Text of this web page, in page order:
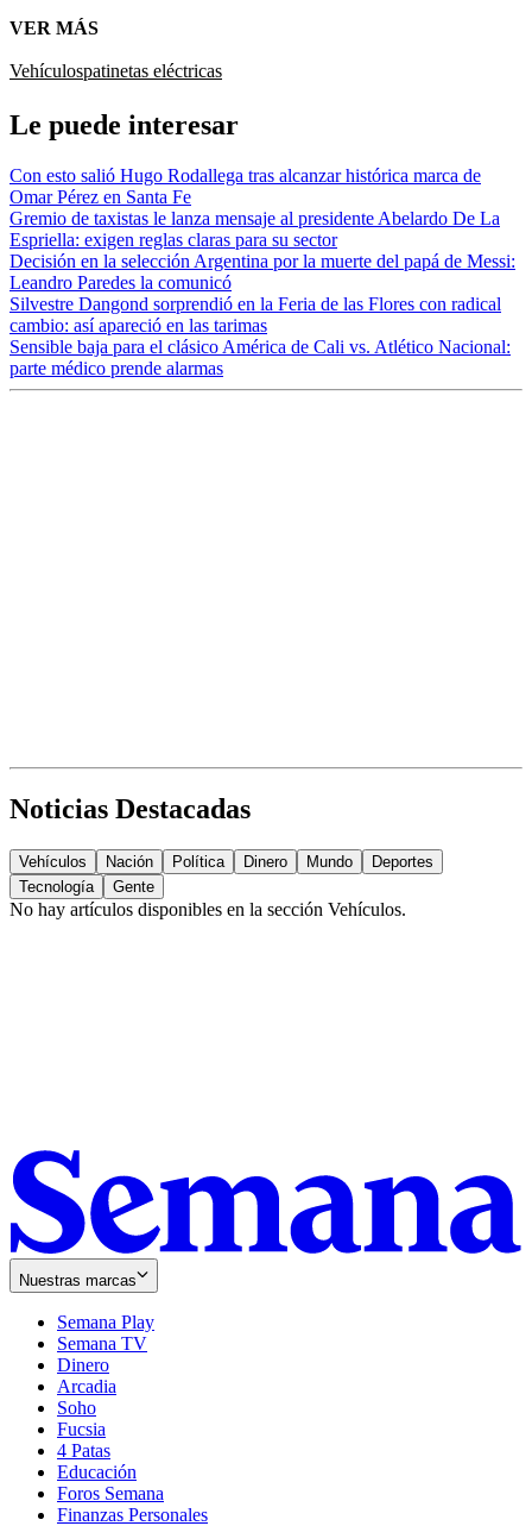
VER MÁS
Vehículospatinetas eléctricas
Le puede interesar
Con esto salió Hugo Rodallega tras alcanzar histórica marca de
Omar Pérez en Santa Fe
Gremio de taxistas le lanza mensaje al presidente Abelardo De La
Espriella: exigen reglas claras para su sector
Decisión en la selección Argentina por la muerte del papá de Messi:
Leandro Paredes la comunicó
Silvestre Dangond sorprendió en la Feria de las Flores con radical
cambio: así apareció en las tarimas
Sensible baja para el clásico América de Cali vs. Atlético Nacional:
parte médico prende alarmas
Noticias Destacadas
Vehículos Nación Política Dinero Mundo
Deportes
Tecnología
Gente
No hay artículos disponibles en la sección Vehículos.
Nuestras marcas
Semana Play
Semana TV
Dinero
Arcadia
Soho
in
new
window
Fucsia
in
new
window
4 Patas
Educación
Foros Semana
Finanzas Personales